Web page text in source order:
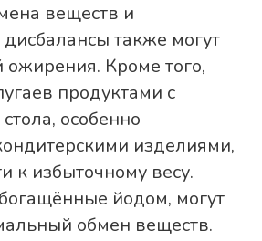
веществ и
также могут
Кроме того,
продуктами с
особенно
изделиями,
к избыточному весу.
йодом, могут
обмен веществ.